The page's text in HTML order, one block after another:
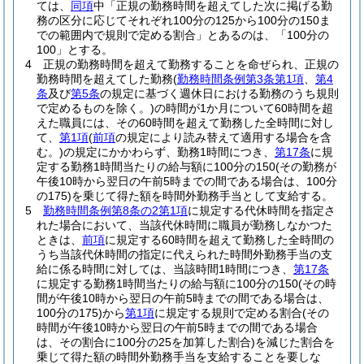
ては、 同項中「正規の勤務時間を超えてした次に掲げる勤
務の区分に応じてそれぞれ100分の125から100分の150ま
での範囲内で規則で定める割合」とあるのは、「100分の
100」とする。
4
正規の勤務時間を超えて勤務することを命ぜられ、正規の
勤務時間を超えてした勤務(勤務時間条例第3条第1項
第4
条及び第5条の規定に基づく週休日における勤務のうち規則
で定めるものを除く。)の時間が1か月について60時間を超
えた職員には、その60時間を超えて勤務した全時間に対し
て、 第1項(前項の規定により読み替えて適用する場合を含
む。)の規定にかかわらず、勤務1時間につき、 第17条に規
定する勤務1時間当たりの給与額に100分の150(その勤務が
午後10時から翌日の午前5時までの間である場合は、100分
の175)を乗じて得た額を時間外勤務手当として支給する。
5
勤務時間条例第8条の2第1項に規定する代休時間を指定さ
れた場合において、当該代休時間に職員が勤務しなかつた
ときは、 前項に規定する60時間を超えて勤務した全時間の
うち当該代休時間の指定に代えられた時間外勤務手当の支
給に係る時間に対しては、当該時間1時間につき、 第17条
に規定する勤務1時間当たりの給与額に100分の150(その時
間が午後10時から翌日の午前5時までの間である場合は、
100分の175)から第1項に規定する規則で定める割合(その
時間が午後10時から翌日の午前5時までの間である場合
は、その割合に100分の25を加算した割合)を減じた割合を
乗じて得た額の時間外勤務手当を支給することを要しな